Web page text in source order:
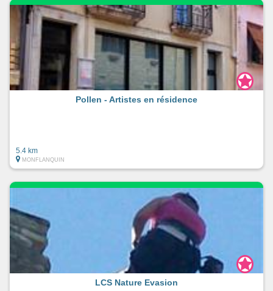
Pollen - Artistes en résidence
5.4 km
MONFLANQUIN
LCS Nature Evasion